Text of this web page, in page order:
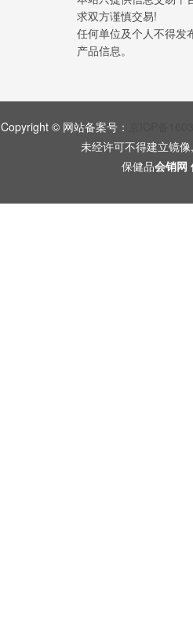
求双方谨慎交易!
任何单位及个人不得发
产品信息。
Copyright © 网站备案号：
未经许可不得建立镜
保健品会销网